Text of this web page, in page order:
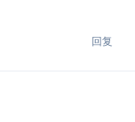
回复